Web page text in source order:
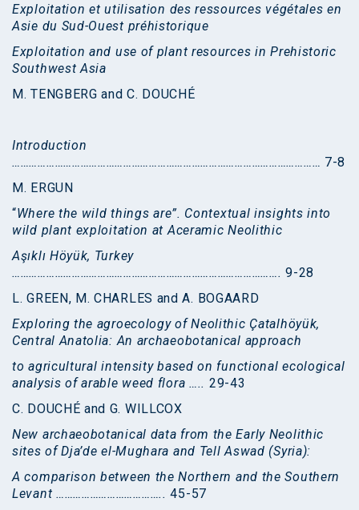
Exploitation et utilisation des ressources végétales en
Asie du Sud-Ouest préhistorique
Exploitation and use of plant resources in Prehistoric
Southwest Asia
M. TENGBERG and C. DOUCHÉ
Introduction
……………………………………………………………………………………………… 7-8
M. ERGUN
“Where the wild things are”. Contextual insights into
wild plant exploitation at Aceramic Neolithic
Aşıklı Höyük, Turkey
………………………………………………………………………………….9-28
L. GREEN, M. CHARLES and A. BOGAARD
Exploring the agroecology of Neolithic Çatalhöyük,
Central Anatolia: An archaeobotanical approach
to agricultural intensity based on functional ecological
analysis of arable weed flora ….. 29-43
C. DOUCHÉ and G. WILLCOX
New archaeobotanical data from the Early Neolithic
sites of Dja’de el-Mughara and Tell Aswad (Syria):
A comparison between the Northern and the Southern
Levant ………………………………..45-57